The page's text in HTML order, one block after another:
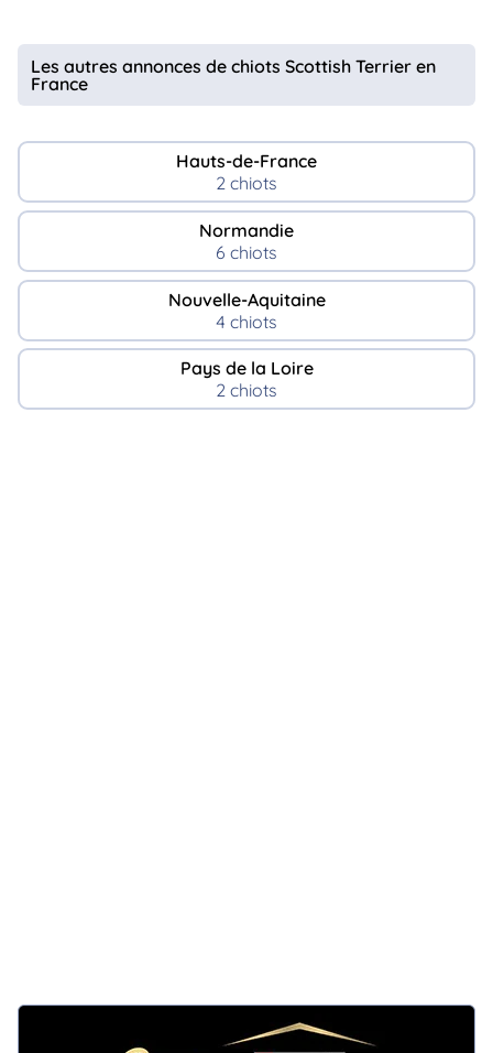
Les autres annonces de chiots Scottish Terrier en
France
Hauts-de-France
2 chiots
Normandie
6 chiots
Nouvelle-Aquitaine
4 chiots
Pays de la Loire
2 chiots